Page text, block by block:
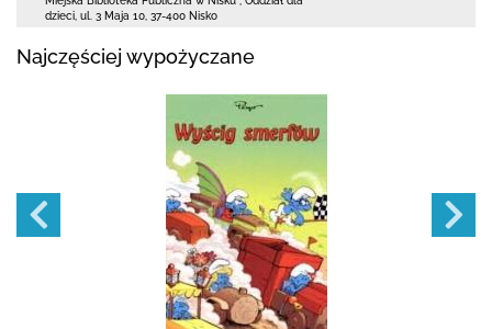
dzieci, ul. 3 Maja 10 37-400 Nisko
Najczęściej wypożyczane